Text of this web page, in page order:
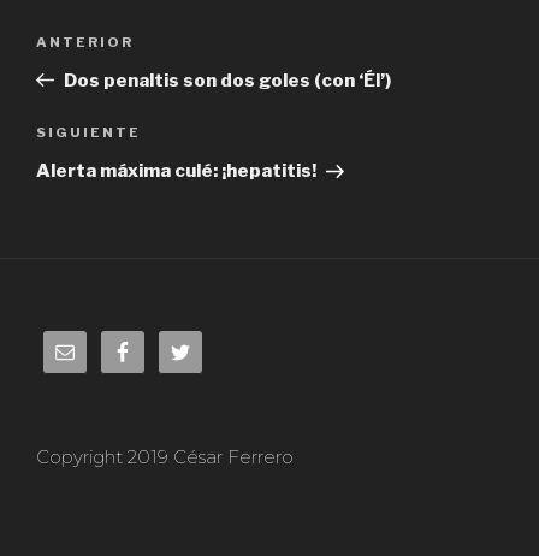
Navegación
entradas
Entrada
anterior:
ANTERIOR
Dos penaltis son dos goles (con ‘Él’)
Siguiente
entrada
SIGUIENTE
Alerta máxima culé: ¡hepatitis!
Copyright 2019 César Ferrero